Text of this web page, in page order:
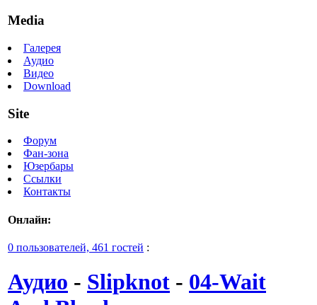
Media
Галерея
Аудио
Видео
Download
Site
Форум
Фан-зона
Юзербары
Ссылки
Контакты
Онлайн:
0 пользователей, 461 гостей :
Аудио - Slipknot - 04-Wait